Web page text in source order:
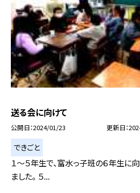
送る会に向けて
公開日 2024/01/23 更新日
できごと
１〜５年生で、富水っ子班の６年生に
ました。 ５...